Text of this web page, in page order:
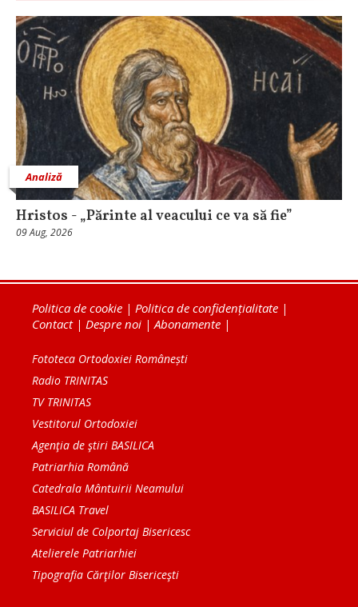
Analiză
Hristos - „Părinte al veacului ce va să fie”
09 Aug, 2026
Politica de cookie | Politica de confidențialitate |
Contact| Despre noi | Abonamente |
Fototeca Ortodoxiei Românești
Radio TRINITAS
TV TRINITAS
Vestitorul Ortodoxiei
Agenţia de ştiri BASILICA
Patriarhia Română
Catedrala Mântuirii Neamului
BASILICA Travel
Serviciul de Colportaj Bisericesc
Atelierele Patriarhiei
Tipografia Cărţilor Bisericeşti